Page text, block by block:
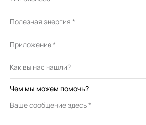
Чем мы можем помочь?